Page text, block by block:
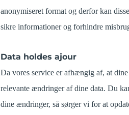
anonymiseret format og derfor kan
sikre informationer og forhindre
Data holdes ajour
Da vores service er afhængig af, at
relevante ændringer af dine data. Du
dine ændringer, så sørger vi for at